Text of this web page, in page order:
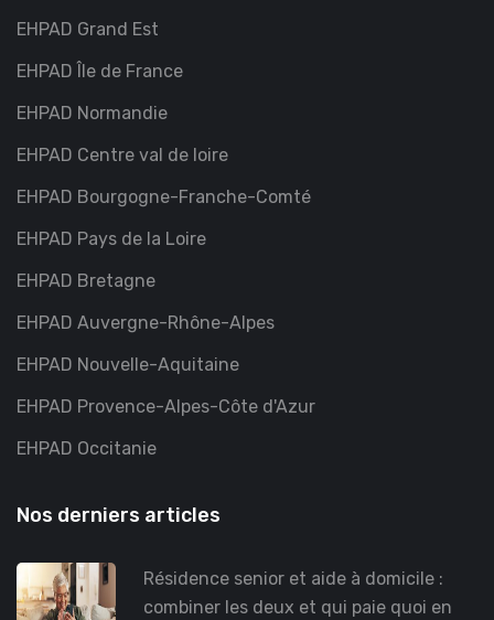
EHPAD Grand Est
EHPAD Île de France
EHPAD Normandie
EHPAD Centre val de loire
EHPAD Bourgogne-Franche-Comté
EHPAD Pays de la Loire
EHPAD Bretagne
EHPAD Auvergne-Rhône-Alpes
EHPAD Nouvelle-Aquitaine
EHPAD Provence-Alpes-Côte d'Azur
EHPAD Occitanie
Nos derniers articles
Résidence senior et aide à domicile :
combiner les deux et qui paie quoi en